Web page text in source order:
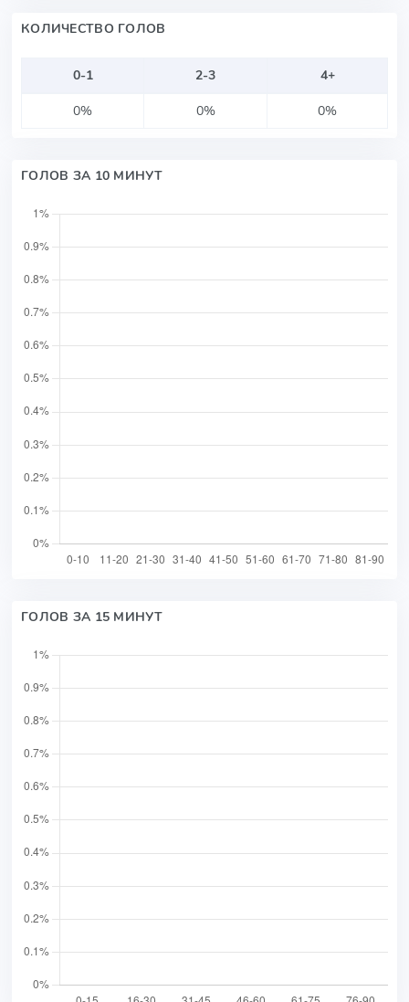
КОЛИЧЕСТВО ГОЛОВ
0-1 2-3
4+
0%
0% 0%
ГОЛОВ ЗА 10 МИНУТ
ГОЛОВ ЗА 15 МИНУТ